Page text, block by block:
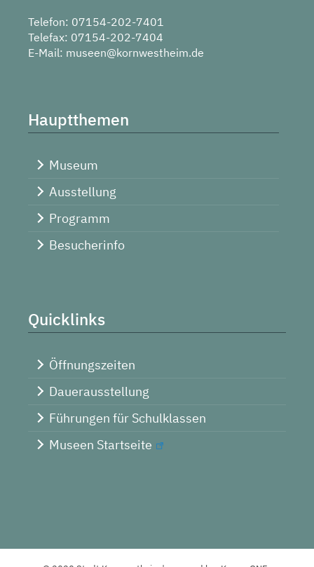
Telefon: 07154-202-7401
Telefax: 07154-202-7404
E-Mail: museen@kornwestheim.de
Hauptthemen
Museum
Ausstellung
Programm
Besucherinfo
Quicklinks
Öffnungszeiten
Dauerausstellung
Führungen für Schulklassen
Museen Startseite